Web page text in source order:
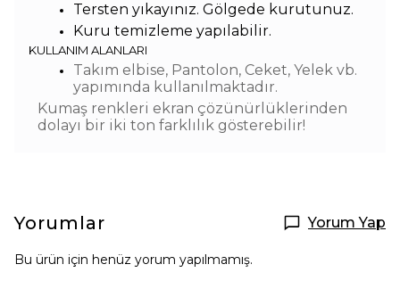
Tersten yıkayınız. Gölgede kurutunuz.
Kuru temizleme yapılabilir.
KULLANIM ALANLARI
Takım elbise, Pantolon, Ceket, Yelek vb.
yapımında kullanılmaktadır.
Kumaş renkleri ekran çözünürlüklerinden
dolayı bir iki ton farklılık gösterebilir!
Yorumlar Yorum Yap
Bu ürün için henüz yorum yapılmamış.